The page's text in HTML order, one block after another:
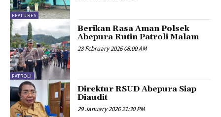
FEATURES
PATROLI
Berikan Rasa Aman Polsek
Abepura Rutin Patroli Malam
28 February 2026 08:00 AM
Direktur RSUD Abepura Siap
Diaudit
29 January 2026 21:30 PM